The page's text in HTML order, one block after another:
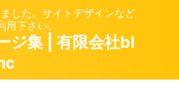
した。サイトデザインなど
下さい。
ジ集 | 有限会社bl